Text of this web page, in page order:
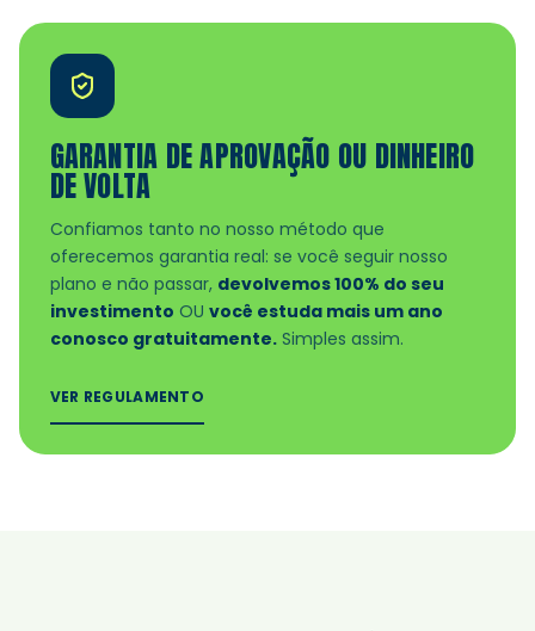
GARANTIA DE APROVAÇÃO OU DINHEIRO
DE VOLTA
Confiamos tanto no nosso método que
oferecemos garantia real: se você seguir nosso
plano e não passar, devolvemos 100% do seu
investimento OU você estuda mais um ano
conosco gratuitamente.Simples assim.
VER REGULAMENTO